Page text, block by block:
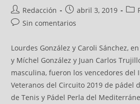
Redacción abril 3, 2019
Sin comentarios
Lourdes González y Caroli Sánchez,
y Míchel González y Juan Carlos
masculina, fueron los vencedores del
Veteranos del Circuito 2019 de pádel
de Tenis y Pádel Perla del